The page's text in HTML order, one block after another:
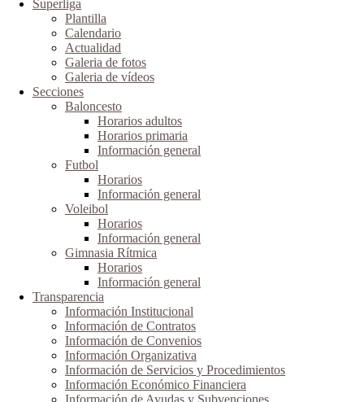
Superliga
Plantilla
Calendario
Actualidad
Galeria de fotos
Galeria de vídeos
Secciones
Baloncesto
Horarios adultos
Horarios primaria
Información general
Futbol
Horarios
Información general
Voleibol
Horarios
Información general
Gimnasia Rítmica
Horarios
Información general
Transparencia
Información Institucional
Información de Contratos
Información de Convenios
Información Organizativa
Información de Servicios y Procedimientos
Información Económico Financiera
Información de Ayudas y Subvenciones